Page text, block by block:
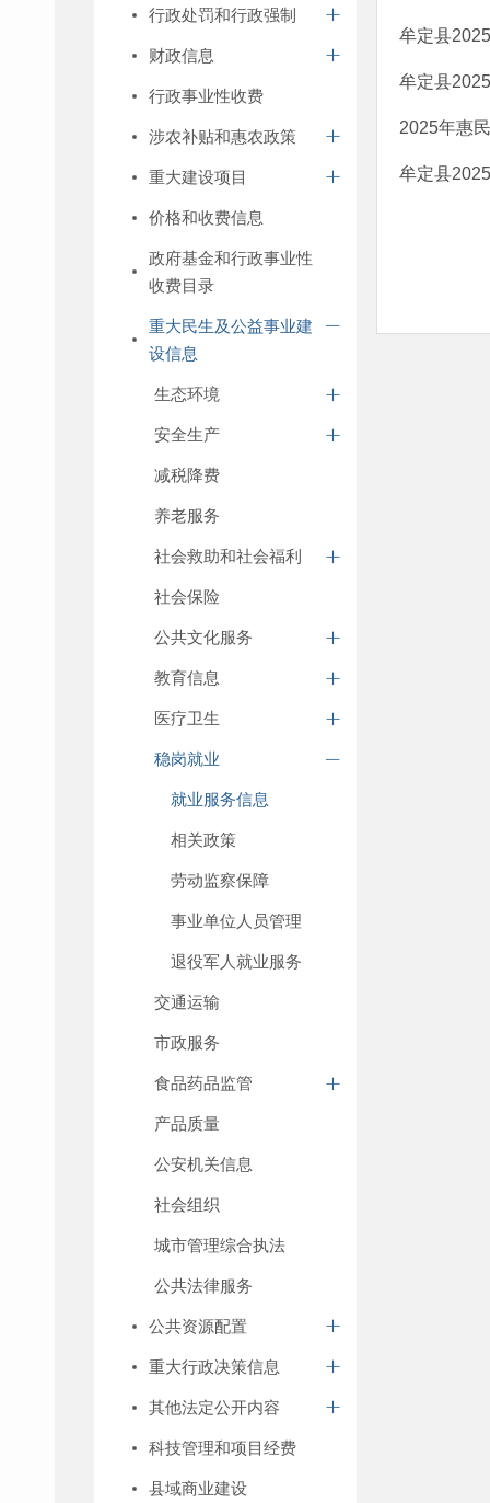
行政处罚和行政强制
财政信息
行政事业性收费
涉农补贴和惠农政策
重大建设项目
价格和收费信息
政府基金和行政事业性
收费目录
重大民生及公益事业建
设信息
生态环境
安全生产
减税降费
养老服务
社会救助和社会福利
社会保险
公共文化服务
教育信息
医疗卫生
稳岗就业
就业服务信息
相关政策
劳动监察保障
事业单位人员管理
退役军人就业服务
交通运输
市政服务
食品药品监管
产品质量
公安机关信息
社会组织
城市管理综合执法
公共法律服务
公共资源配置
重大行政决策信息
其他法定公开内容
科技管理和项目经费
县域商业建设
牟定县
牟定县
2025年惠
牟定县